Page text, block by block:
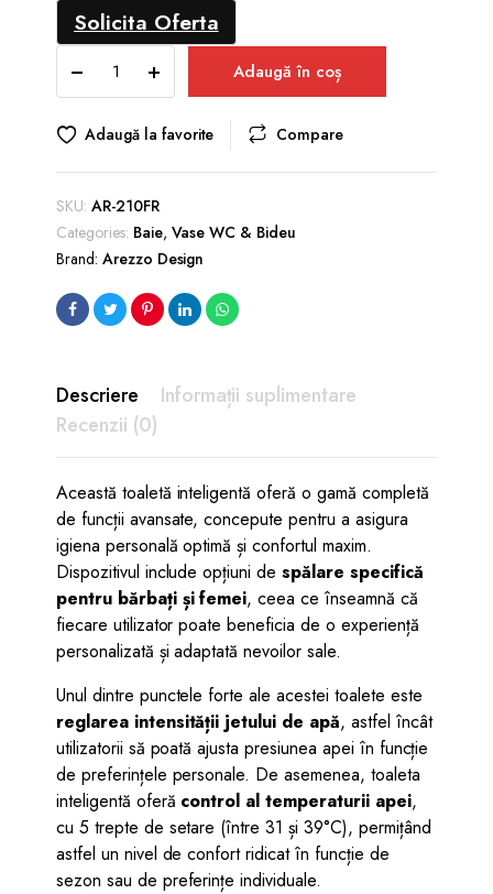
inițial
fost:
7.200,00 lei.
curent
6.120,00 lei.
Solicita Oferta
WC
suspendat
OHIO
rimless,
vortex,
cu
capac
-
alb
(2box)
quantity
Adaugă în coș
Adaugă la favorite Compare
SKU: AR-210FR
Categories: Baie, Vase WC & Bideu
Brand: Arezzo Design
Descriere
Informații suplimentare
Recenzii (0)
Această toaletă inteligentă oferă o gamă completă
de funcții avansate, concepute pentru a asigura
igiena personală optimă și confortul maxim.
Dispozitivul include opțiuni despălare specifică
pentru bărbați și femei, ceea ce înseamnă că
fiecare utilizator poate beneficia de o experiență
personalizată și adaptată nevoilor sale.
Unul dintre punctele forte ale acestei toalete este
reglarea intensității jetului de apă, astfel încât
utilizatorii să poată ajusta presiunea apei în funcție
de preferințele personale. De asemenea, toaleta
inteligentă oferă control al temperaturii apei,
cu 5 trepte de setare (între 31 și 39°C), permițând
astfel un nivel de confort ridicat în funcție de
sezon sau de preferințe individuale.